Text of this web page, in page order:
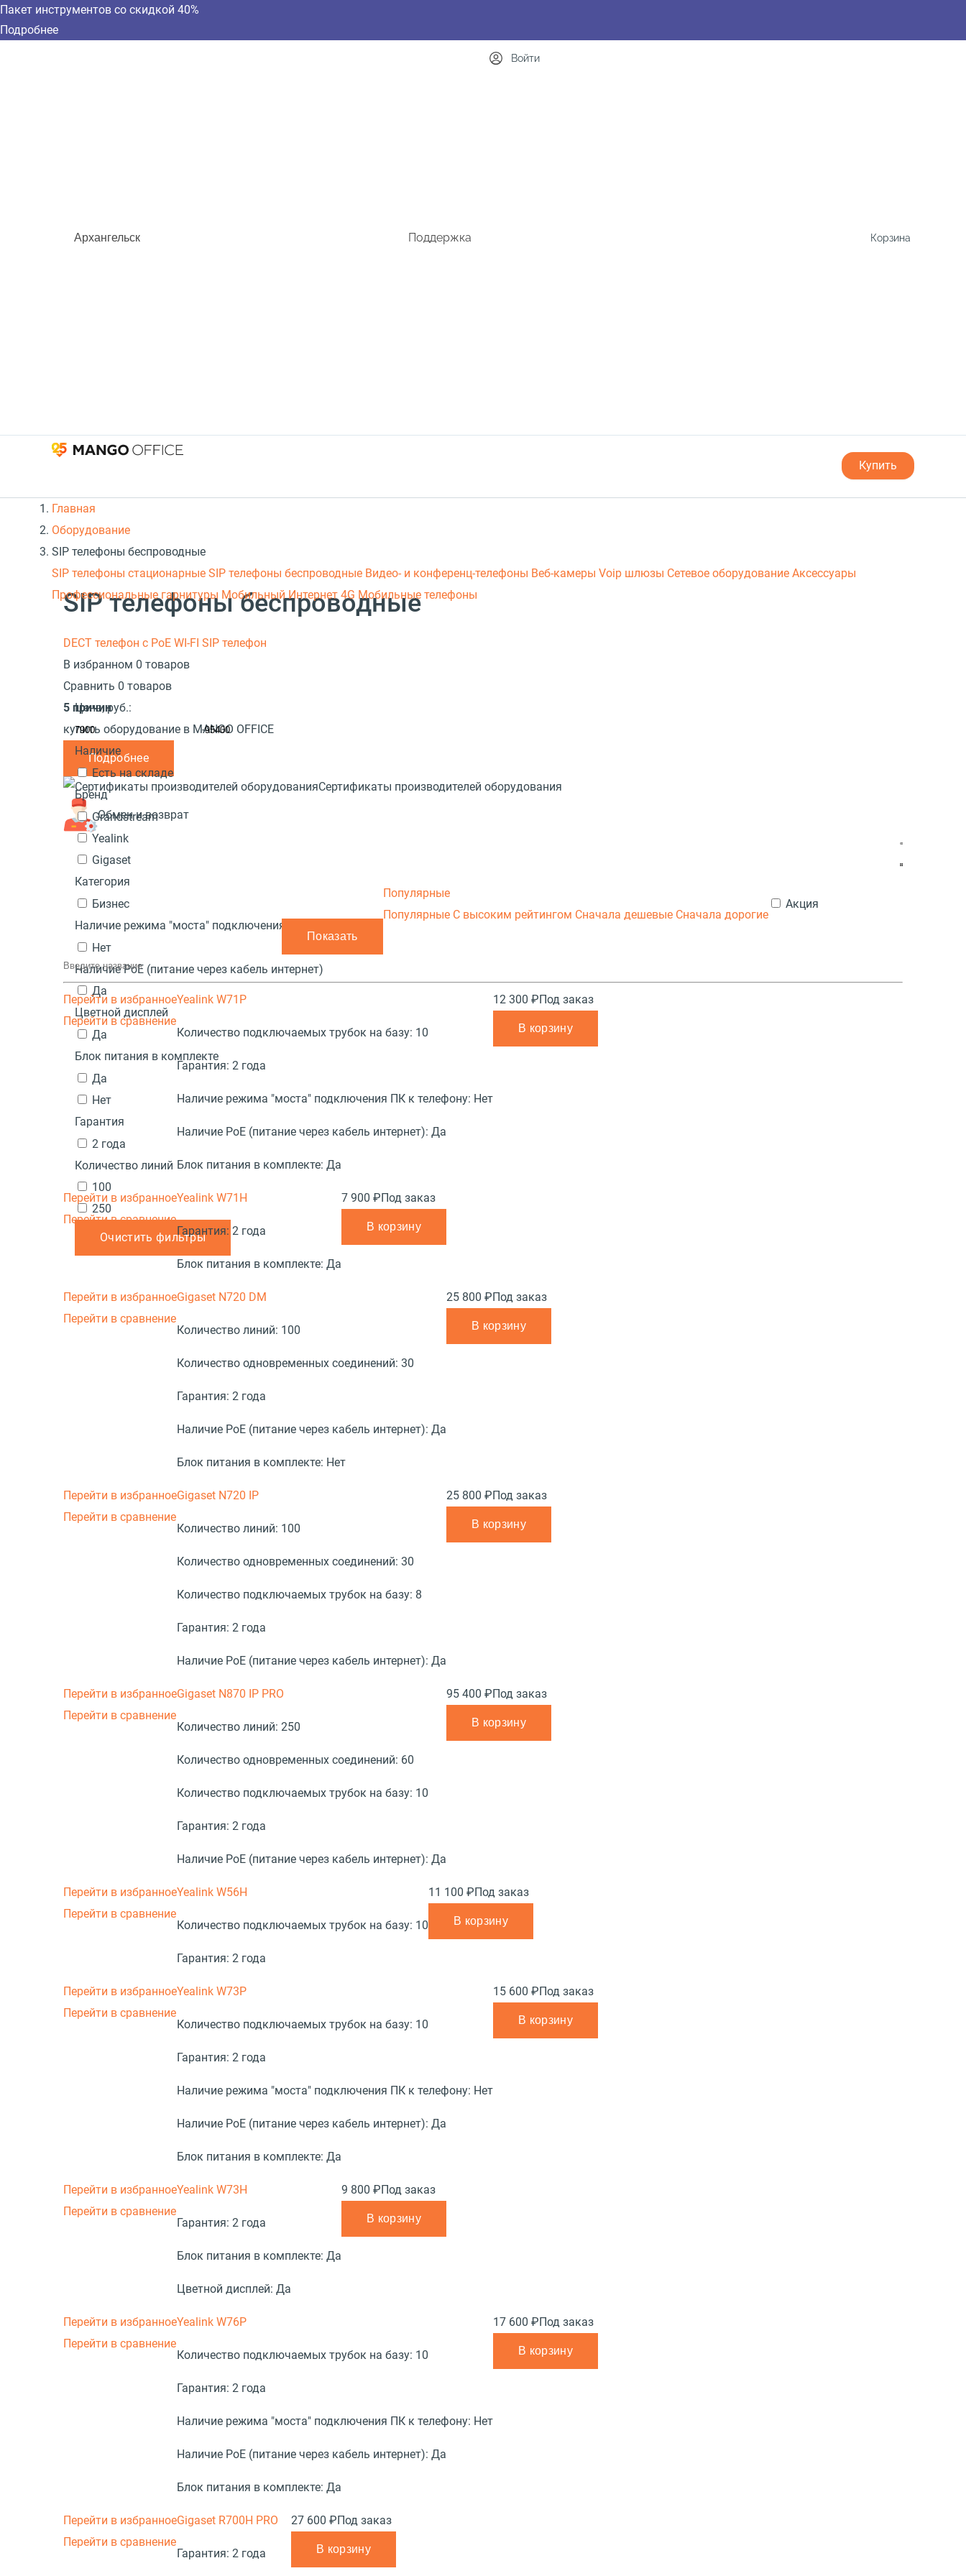
Пакет инструментов со скидкой 40%
Подробнее
Архангельск Поддержка
Войти
Корзина
Купить
Главная
Оборудование
SIP телефоны беспроводные
SIP телефоны стационарные SIP телефоны беспроводные Видео- и конференц-телефоны Веб-камеры Voip шлюзы Сетевое оборудование Аксессуары
Профессиональные гарнитуры Мобильный Интернет 4G Мобильные телефоны
SIP телефоны беспроводные
DECT телефон с PoE WI-FI SIP телефон
В избранном 0 товаров
Сравнить 0 товаров
Цена, руб.:
-
Наличие
Есть на складе
Бренд
Grandstream
Yealink
Gigaset
Категория
Бизнес
Наличие режима "моста" подключения ПК к телефону
Нет
Наличие PoE (питание через кабель интернет)
Да
Цветной дисплей
Да
Блок питания в комплекте
Да
Нет
Гарантия
2 года
Количество линий
100
250
Очистить фильтры
5 причин
купить оборудование в MANGO OFFICE
Подробнее
Сертификаты производителей оборудования
Обмен и возврат
Популярные
Популярные С высоким рейтингом Сначала дешевые Сначала дорогие
Акция
Перейти в избранное
Перейти в сравнение
Yealink W71P
Количество подключаемых трубок на базу: 10
Гарантия: 2 года
Наличие режима "моста" подключения ПК к телефону: Нет
Наличие PoE (питание через кабель интернет): Да
Блок питания в комплекте: Да
12 300 ₽Под заказ
В корзину
Перейти в избранное
Перейти в сравнение
Yealink W71H
Гарантия: 2 года
Блок питания в комплекте: Да
7 900 ₽Под заказ
В корзину
Перейти в избранное
Перейти в сравнение
Gigaset N720 DM
Количество линий: 100
Количество одновременных соединений: 30
Гарантия: 2 года
Наличие PoE (питание через кабель интернет): Да
Блок питания в комплекте: Нет
25 800 ₽Под заказ
В корзину
Перейти в избранное
Перейти в сравнение
Gigaset N720 IP
Количество линий: 100
Количество одновременных соединений: 30
Количество подключаемых трубок на базу: 8
Гарантия: 2 года
Наличие PoE (питание через кабель интернет): Да
25 800 ₽Под заказ
В корзину
Перейти в избранное
Перейти в сравнение
Gigaset N870 IP PRO
Количество линий: 250
Количество одновременных соединений: 60
Количество подключаемых трубок на базу: 10
Гарантия: 2 года
Наличие PoE (питание через кабель интернет): Да
95 400 ₽Под заказ
В корзину
Перейти в избранное
Перейти в сравнение
Yealink W56H
Количество подключаемых трубок на базу: 10
Гарантия: 2 года
11 100 ₽Под заказ
В корзину
Перейти в избранное
Перейти в сравнение
Yealink W73P
Количество подключаемых трубок на базу: 10
Гарантия: 2 года
Наличие режима "моста" подключения ПК к телефону: Нет
Наличие PoE (питание через кабель интернет): Да
Блок питания в комплекте: Да
15 600 ₽Под заказ
В корзину
Перейти в избранное
Перейти в сравнение
Yealink W73H
Гарантия: 2 года
Блок питания в комплекте: Да
Цветной дисплей: Да
9 800 ₽Под заказ
В корзину
Перейти в избранное
Перейти в сравнение
Yealink W76P
Количество подключаемых трубок на базу: 10
Гарантия: 2 года
Наличие режима "моста" подключения ПК к телефону: Нет
Наличие PoE (питание через кабель интернет): Да
Блок питания в комплекте: Да
17 600 ₽Под заказ
В корзину
Перейти в избранное
Перейти в сравнение
Gigaset R700H PRO
Гарантия: 2 года
27 600 ₽Под заказ
В корзину